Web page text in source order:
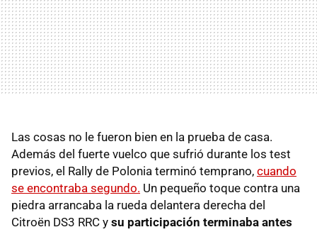
Las cosas no le fueron bien en la prueba de casa.
Además del fuerte vuelco que sufrió durante los test
previos, el Rally de Polonia terminó temprano, cuando
se encontraba segundo. Un pequeño toque contra una
piedra arrancaba la rueda delantera derecha del
Citroën DS3 RRC y su participación terminaba antes